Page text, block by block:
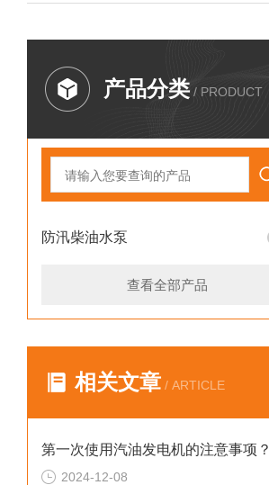
产品分类 / PRODUCT
防汛柴油水泵
查看全部产品
相关文章 / ARTICLE
第一次使用汽油发电机的注意事项？
2024-12-08